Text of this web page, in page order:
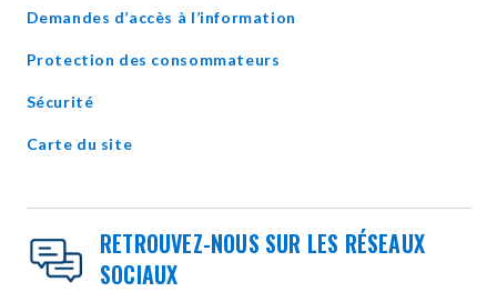
Demandes d’accès à l’information
Protection des consommateurs
Sécurité
Carte du site
RETROUVEZ-NOUS SUR LES RÉSEAUX
SOCIAUX